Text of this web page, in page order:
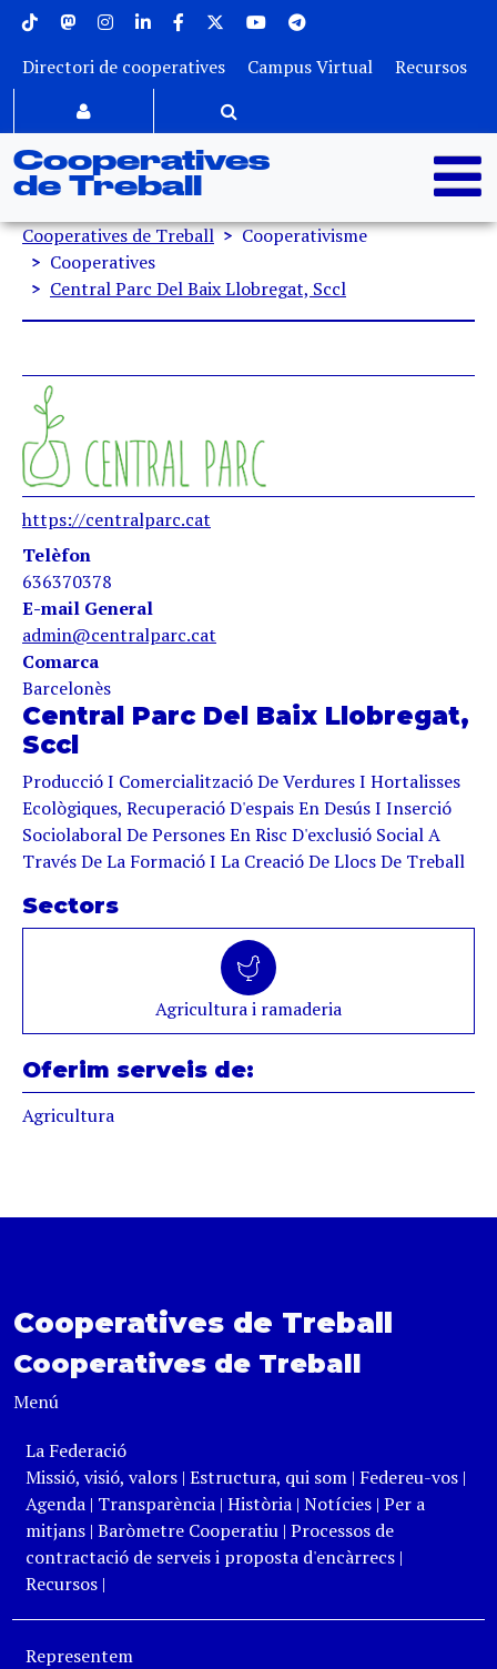
Vés al contingut
Menu superior
Directori de cooperatives Campus Virtual Recursos
Cooperatives
de Treball
Fil d'ariadna
Cooperatives de Treball
Cooperativisme
Cooperatives
Central Parc Del Baix Llobregat, Sccl
https://centralparc.cat
Telèfon
636370378
E-mail General
admin@centralparc.cat
Comarca
Barcelonès
Central Parc Del Baix Llobregat,
Sccl
Producció I Comercialització De Verdures I Hortalisses
Ecològiques, Recuperació D'espais En Desús I Inserció
Sociolaboral De Persones En Risc D'exclusió Social A
Través De La Formació I La Creació De Llocs De Treball
Sectors
Agricultura i ramaderia
Oferim serveis de:
Agricultura
Cooperatives de Treball
Cooperatives de Treball
Menú
La Federació
Missió, visió, valors| Estructura, qui som| Federeu-vos|
Agenda | Transparència| Història| Notícies | Per a
mitjans| Baròmetre Cooperatiu| Processos de
contractació de serveis i proposta d'encàrrecs|
Recursos|
Representem